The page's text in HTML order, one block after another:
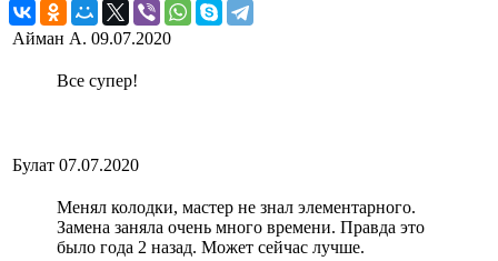
Айман А. 09.07.2020
Все супер!
Булат 07.07.2020
Менял колодки, мастер не знал элементарного.
Замена заняла очень много времени. Правда это
было года 2 назад. Может сейчас лучше.